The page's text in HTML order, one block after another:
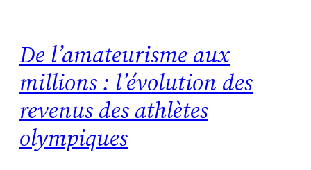
De l’amateurisme aux
millions : l’évolution des
revenus des athlètes
olympiques